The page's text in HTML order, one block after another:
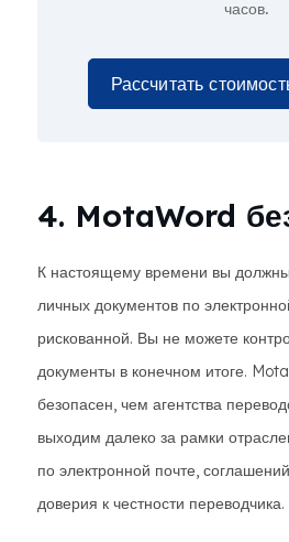
часов.
Рассчитать
4. MotaWord
К настоящему времени вы должны
личных документов по
рискованной. Вы не можете
документы в конечном итоге.
безопасен, чем агентства
выходим далеко за рамки
по электронной почте,
доверия к честности переводчика.